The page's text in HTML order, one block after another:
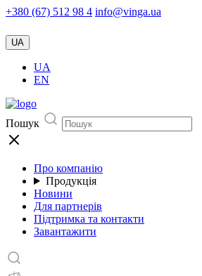
+380 (67) 512 98 4 info@vinga.ua
UA
UA
EN
Пошук
Про компанію
Продукція
Новини
Для партнерів
Підтримка та контакти
Завантажити